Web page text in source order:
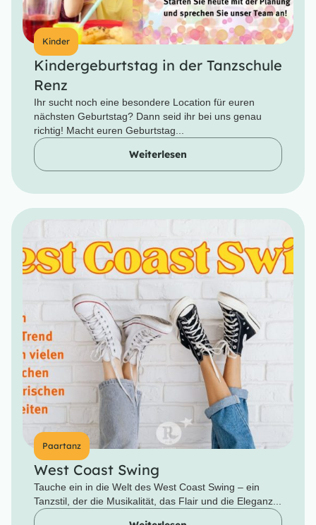
Kinder
Kindergeburtstag in der Tanzschule
Renz
Ihr sucht noch eine besondere Location für euren
nächsten Geburtstag? Dann seid ihr bei uns genau
richtig! Macht euren Geburtstag...
Weiterlesen
Paartanz
West Coast Swing
Tauche ein in die Welt des West Coast Swing – ein
Tanzstil, der die Musikalität, das Flair und die Eleganz...